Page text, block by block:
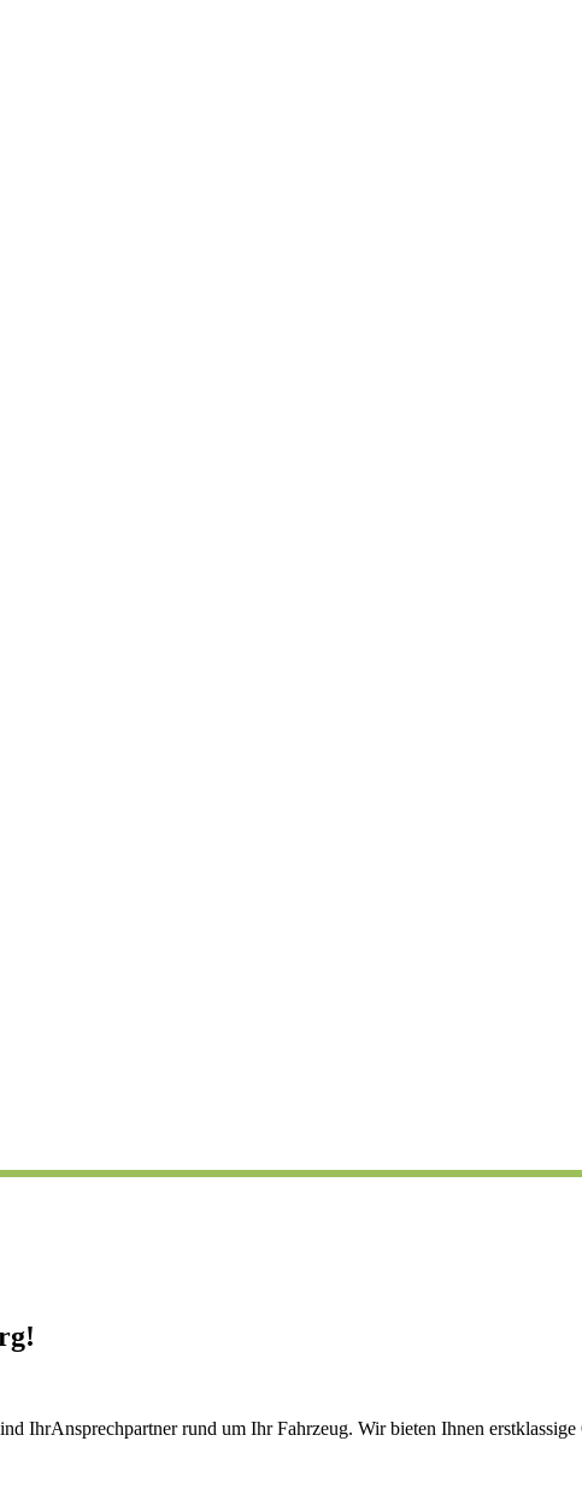
IhrAnsprechpartner rund um Ihr Fahrzeug. Wir bieten Ihnen